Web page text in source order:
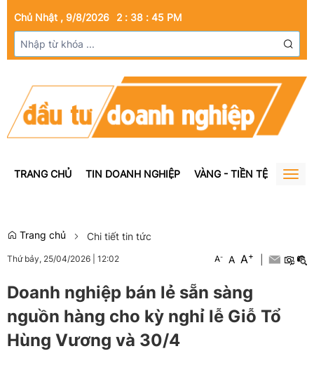
Chủ Nhật , 9/8/2026 2 : 38 : 45 PM
TRANG CHỦ TIN DOANH NGHIỆP VÀNG - TIỀN TỆ BẤT
Trang chủ Chi tiết tin tức
Thứ bảy, 25/04/2026 12:02 A- A A+
Doanh nghiệp bán lẻ sẵn sàng
nguồn hàng cho kỳ nghỉ lễ Giỗ Tổ
Hùng Vương và 30/4